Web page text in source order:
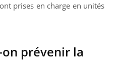
prises en charge en unités
prévenir la